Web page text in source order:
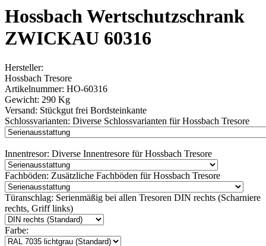
Hossbach Wertschutzschrank
ZWICKAU 60316
Hersteller:
Hossbach Tresore
Artikelnummer: HO-60316
Gewicht: 290 Kg
Versand: Stückgut frei Bordsteinkante
Schlossvarianten: Diverse Schlossvarianten für Hossbach Tresore
Innentresor: Diverse Innentresore für Hossbach Tresore
Fachböden: Zusätzliche Fachböden für Hossbach Tresore
Türanschlag: Serienmäßig bei allen Tresoren DIN rechts (Scharniere
rechts, Griff links)
Farbe: